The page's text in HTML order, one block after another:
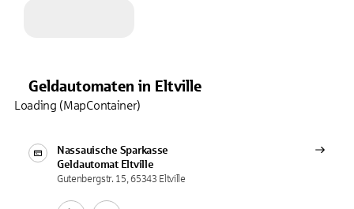
Geldautomaten in Eltville
Nassauische Sparkasse
Geldautomat Eltville
Gutenbergstr. 15, 65343 Eltville
Loading (MapContainer)